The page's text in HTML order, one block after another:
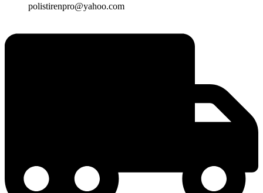
polistirenpro@yahoo.com